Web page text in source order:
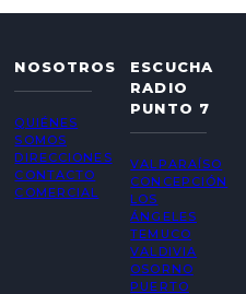
NOSOTROS
QUIÉNES
SOMOS
DIRECCIONES
CONTACTO
COMERCIAL
ESCUCHA
RADIO
PUNTO 7
VALPARAÍSO
CONCEPCIÓN
LOS
ÁNGELES
TEMUCO
VALDIVIA
OSORNO
PUERTO